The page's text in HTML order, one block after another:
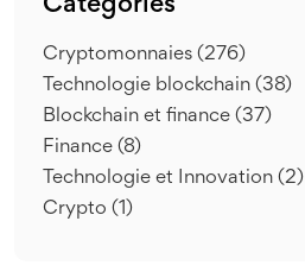
Catégories
Cryptomonnaies (276)
Technologie blockchain (38)
Blockchain et finance (37)
Finance (8)
Technologie et Innovation (2)
Crypto (1)